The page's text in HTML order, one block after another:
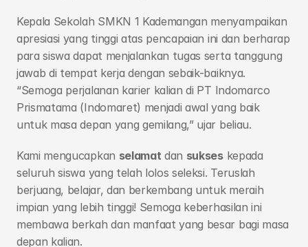
Kepala Sekolah SMKN 1 Kademangan menyampaikan
apresiasi yang tinggi atas pencapaian ini dan berharap
para siswa dapat menjalankan tugas serta tanggung
jawab di tempat kerja dengan sebaik-baiknya.
“Semoga perjalanan karier kalian di PT Indomarco
Prismatama (Indomaret) menjadi awal yang baik
untuk masa depan yang gemilang,” ujar beliau.
Kami mengucapkan selamat dan sukses kepada
seluruh siswa yang telah lolos seleksi. Teruslah
berjuang, belajar, dan berkembang untuk meraih
impian yang lebih tinggi! Semoga keberhasilan ini
membawa berkah dan manfaat yang besar bagi masa
depan kalian.